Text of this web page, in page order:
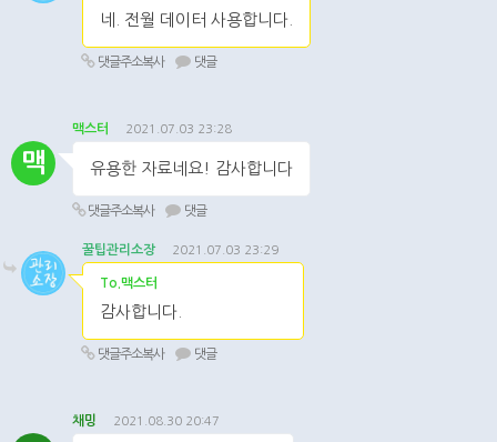
네. 전월 데이터 사용합니다.
댓글주소복사 댓글
맥
맥스터 2021.07.03 23:28
유용한 자료네요! 감사합니다
댓글주소복사 댓글
꿀팁관리소장 2021.07.03 23:29
To.맥스터
감사합니다.
댓글주소복사 댓글
채밍 2021.08.30 20:47